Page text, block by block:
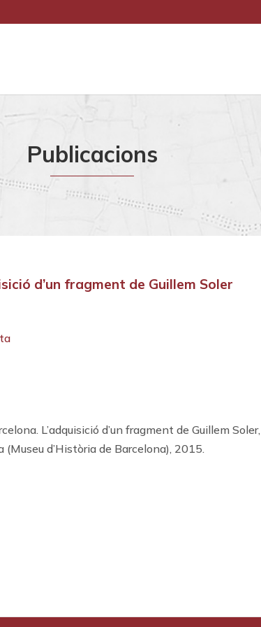
Publicacions
d’un fragment de Guillem Soler
L’adquisició d’un fragment de Guillem Soler,
d’Història de Barcelona), 2015.